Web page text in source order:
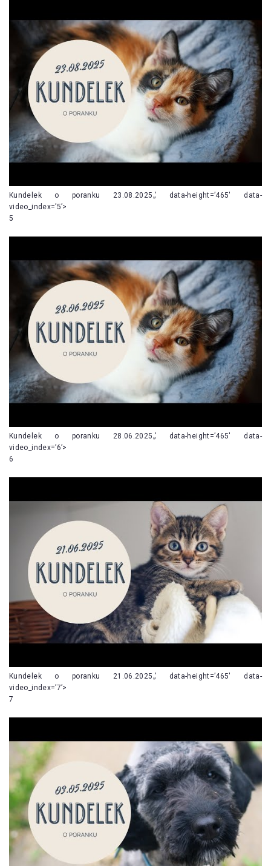
Kundelek o poranku 23.08.2025„’ data-height=’465′ data-
video_index=’5’>
5
Kundelek o poranku 28.06.2025„’ data-height=’465′ data-
video_index=’6’>
6
Kundelek o poranku 21.06.2025„’ data-height=’465′ data-
video_index=’7’>
7